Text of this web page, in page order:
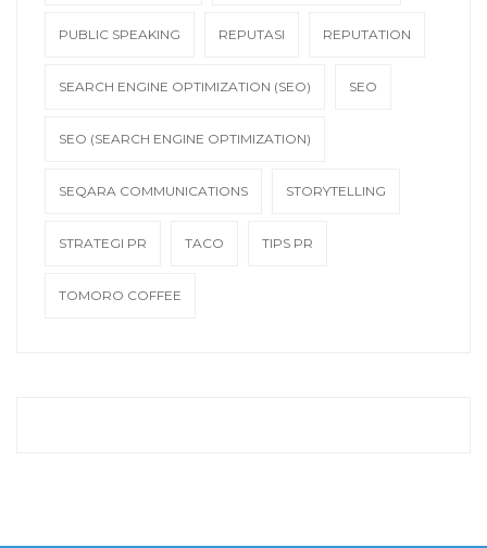
PUBLIC SPEAKING REPUTASI REPUTATION
SEARCH ENGINE OPTIMIZATION (SEO) SEO
SEO (SEARCH ENGINE OPTIMIZATION)
SEQARA COMMUNICATIONS STORYTELLING
STRATEGI PR TACO TIPS PR
TOMORO COFFEE